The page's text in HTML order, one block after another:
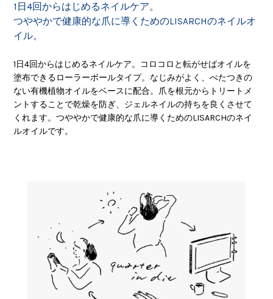
1日4回からはじめるネイルケア。
つややかで健康的な爪に導くためのLISARCHのネイルオ
イル。
1日4回からはじめるネイルケア。コロコロと転がせばオイルを
塗布できるローラーボールタイプ。なじみがよく、べたつきの
ない有機植物オイルをベースに配合。爪を根元からトリートメ
ントすることで乾燥を防ぎ、ジェルネイルの持ちを良くさせて
くれます。つややかで健康的な爪に導くためのLISARCHのネイ
ルオイルです。